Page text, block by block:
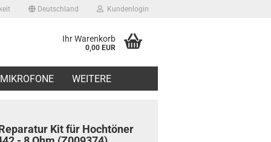
Deutschland Kundenlogin
Ihr Warenkorb
0,00 EUR
MIKROFONE WEITERE
Kit für Hochtöner